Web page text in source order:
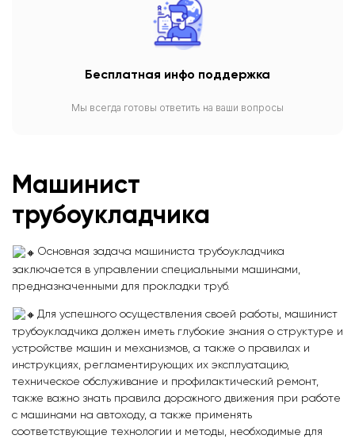
Бесплатная инфо поддержка
Мы всегда готовы ответить на ваши вопросы
Машинист
трубоукладчика
Основная задача машиниста трубоукладчика
заключается в управлении специальными машинами,
предназначенными для прокладки труб.
Для успешного осуществления своей работы, машинист
трубоукладчика должен иметь глубокие знания о структуре и
устройстве машин и механизмов, а также о правилах и
инструкциях, регламентирующих их эксплуатацию,
техническое обслуживание и профилактический ремонт,
также важно знать правила дорожного движения при работе
с машинами на автоходу, а также применять
соответствующие технологии и методы, необходимые для